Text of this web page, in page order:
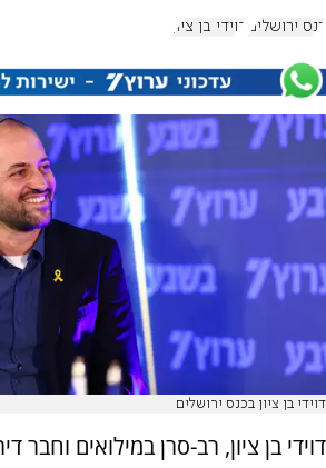
כנס ירושלים דוידי בן ציון
דוידי בן ציון בכנס ירושלים
דוידי בן ציון, רב-סרן במילואים וחבר